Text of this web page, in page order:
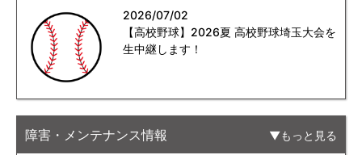
2026/07/02
【高校野球】2026夏 高校野球埼玉大会を
生中継します！
障害・メンテナンス情報 もっと見る